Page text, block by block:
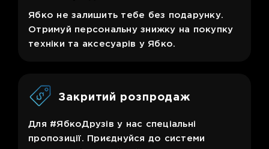
Ябко не залишить тебе без подарунку.
Отримуй персональну знижку на покупку
техніки та аксесуарів у Ябко.
Закритий розпродаж
Для #ЯбкоДрузів у нас спеціальні
пропозиції. Приєднуйся до системи